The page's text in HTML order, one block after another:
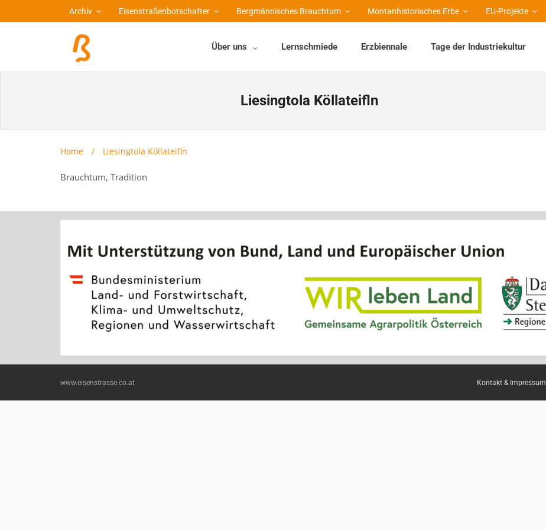
Archiv Eisenstraßenbotschafter Bergmännisches Brauchtum Montanhistorisches Erbe EU-Projekte
Über uns Lernschmiede Erzbiennale Tage der Industriekultur
Liesingtola Köllateifln
Home / Liesingtola Köllateifln
Brauchtum, Tradition
www.eisenstrasse.co.at Kontakt & Impressum